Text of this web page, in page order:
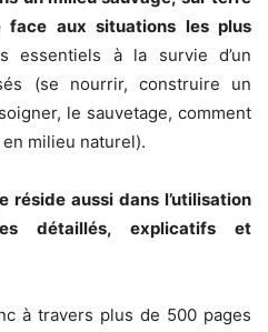
aux situations les plus
essentiels à la survie d’un
(se nourrir, construire un
le sauvetage, comment
milieu naturel).
réside aussi dans l’utilisation
détaillés, explicatifs et
à travers plus de 500 pages